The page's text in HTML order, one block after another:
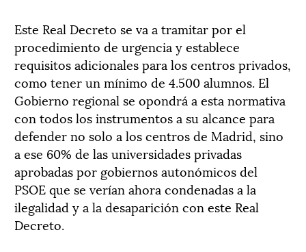
Este Real Decreto se va a tramitar por el
procedimiento de urgencia y establece
requisitos adicionales para los centros privados,
como tener un mínimo de 4.500 alumnos. El
Gobierno regional se opondrá a esta normativa
con todos los instrumentos a su alcance para
defender no solo a los centros de Madrid, sino
a ese 60% de las universidades privadas
aprobadas por gobiernos autonómicos del
PSOE que se verían ahora condenadas a la
ilegalidad y a la desaparición con este Real
Decreto.